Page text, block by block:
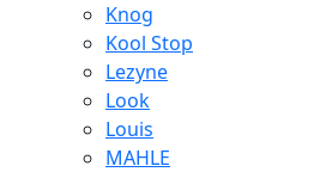
Knog
Kool Stop
Lezyne
Look
Louis
MAHLE